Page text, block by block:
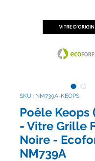
SKU : NM739A-KEOPS
Poêle Keops
- Vitre Grille
Noire -
NM739A